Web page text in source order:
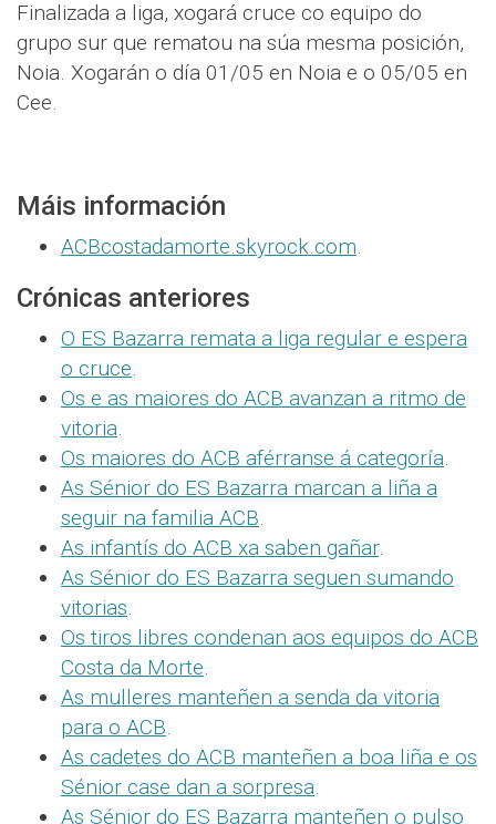
Finalizada a liga, xogará cruce co equipo do
grupo sur que rematou na súa mesma posición,
Noia. Xogarán o día 01/05 en Noia e o 05/05 en
Cee.
Máis información
ACBcostadamorte.skyrock.com.
Crónicas anteriores
O ES Bazarra remata a liga regular e espera
o cruce.
Os e as maiores do ACB avanzan a ritmo de
vitoria.
Os maiores do ACB aférranse á categoría.
As Sénior do ES Bazarra marcan a liña a
seguir na familia ACB.
As infantís do ACB xa saben gañar.
As Sénior do ES Bazarra seguen sumando
vitorias.
Os tiros libres condenan aos equipos do ACB
Costa da Morte.
As mulleres manteñen a senda da vitoria
para o ACB.
As cadetes do ACB manteñen a boa liña e os
Sénior case dan a sorpresa.
As Sénior do ES Bazarra manteñen o pulso